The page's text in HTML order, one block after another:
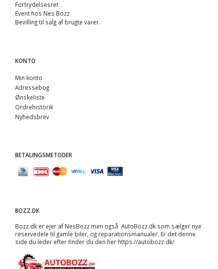
Fortrydelsesret
Event hos Nes Bozz
Bevilling til salg af brugte varer.
KONTO
Min konto
Adressebog
Ønskeliste
Ordrehistorik
Nyhedsbrev
BETALINGSMETODER
BOZZ.DK
Bozz.dk er ejer af NesBozz men også AutoBozz.dk som sælger nye
reservedele til gamle biler, og reparationsmanualer. Er det denne
side du leder efter finder du den her https://autobozz.dk/